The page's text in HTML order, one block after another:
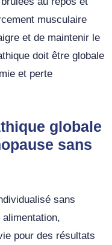
musculaire
et de maintenir le
doit être globale
et perte
globale
sans
sans
pour des résultats